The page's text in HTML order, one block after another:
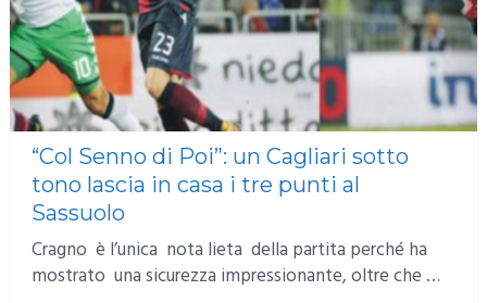
“Col Senno di Poi”: un Cagliari sotto
tono lascia in casa i tre punti al
Sassuolo
Cragno è l’unica nota lieta della partita perché ha
mostrato una sicurezza impressionante, oltre che …